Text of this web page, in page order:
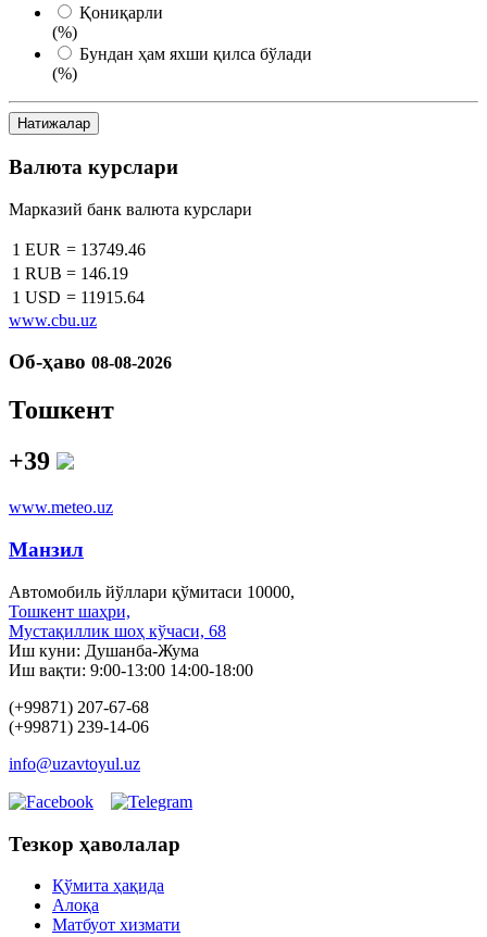
Қониқарли
(%)
Бундан ҳам яхши қилса бўлади
(%)
Натижалар
Валюта курслари
Марказий банк валюта курслари
1 EUR = 13749.46
1 RUB = 146.19
1 USD = 11915.64
www.cbu.uz
Об-ҳаво 08-08-2026
Тошкент
+39
www.meteo.uz
Манзил
Автомобиль йўллари қўмитаси 10000,
Тошкент шаҳри,
Мустақиллик шоҳ кўчаси, 68
Иш куни: Душанба-Жума
Иш вақти: 9:00-13:00 14:00-18:00
(+99871) 207-67-68
(+99871) 239-14-06
info@uzavtoyul.uz
Тезкор ҳаволалар
Қўмита ҳақида
Алоқа
Матбуот xизмати